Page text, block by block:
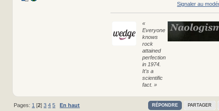
Signaler au
«
Everyone
knows
rock
attained
perfection
in 1974.
It's a
scientific
fact. »
RÉPONDRE PARTAGER
Pages: 1 [2]3 4 5 En haut